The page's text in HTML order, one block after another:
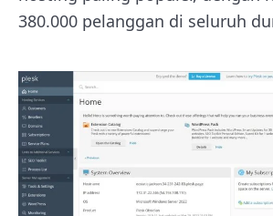
380.000 pelanggan di seluruh